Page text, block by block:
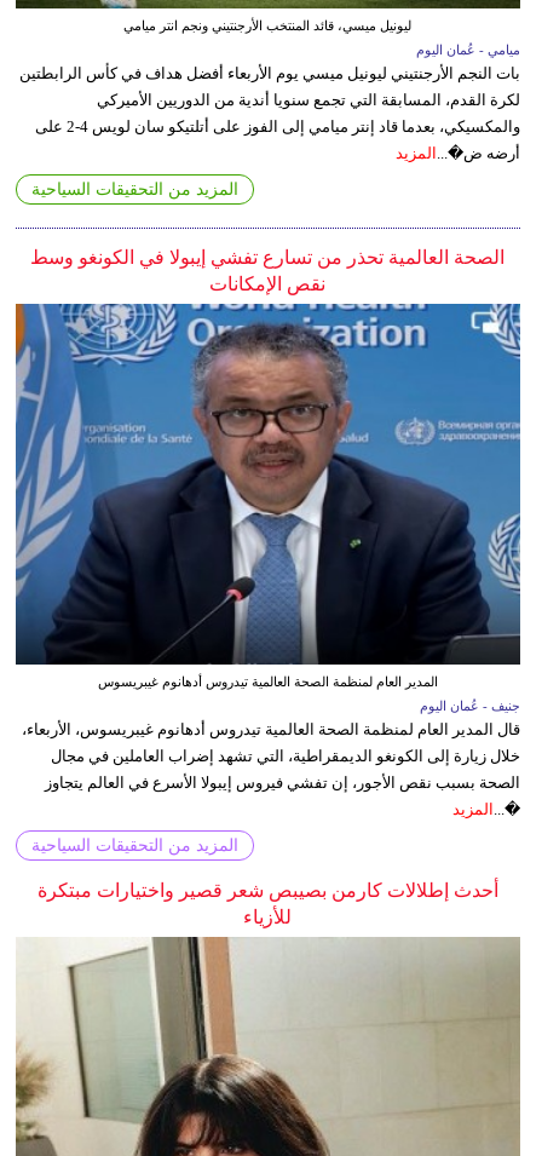
ليونيل ميسي، قائد المنتخب الأرجنتيني ونجم انتر ميامي
ميامي - عُمان اليوم
بات النجم الأرجنتيني ليونيل ميسي يوم الأربعاء أفضل هداف في كأس الرابطتين
لكرة القدم، المسابقة التي تجمع سنويا أندية من الدوريين الأميركي
والمكسيكي، بعدما قاد إنتر ميامي إلى الفوز على أتلتيكو سان لويس 4-2 على
أرضه ض�... المزيد
المزيد من التحقيقات السياحية
الصحة العالمية تحذر من تسارع تفشي إيبولا في الكونغو وسط
نقص الإمكانات
المدير العام لمنظمة الصحة العالمية تيدروس أدهانوم غيبريسوس
جنيف - عُمان اليوم
قال المدير العام لمنظمة الصحة العالمية تيدروس أدهانوم غيبريسوس، الأربعاء،
خلال زيارة إلى الكونغو الديمقراطية، التي تشهد إضراب العاملين في مجال
الصحة بسبب نقص الأجور، إن تفشي فيروس إيبولا الأسرع في العالم يتجاوز
�...
المزيد
المزيد من التحقيقات السياحية
أحدث إطلالات كارمن بصيبص شعر قصير واختيارات مبتكرة
للأزياء